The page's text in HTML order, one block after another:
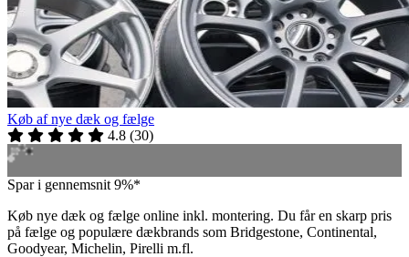
Køb af nye dæk og fælge
4.8 (30)
Spar i gennemsnit 9%*
Køb nye dæk og fælge online inkl. montering. Du får en skarp pris
på fælge og populære dækbrands som Bridgestone, Continental,
Goodyear, Michelin, Pirelli m.fl.